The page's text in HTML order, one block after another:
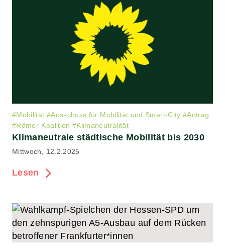
#Mobilität #Ausschuss für Mobilität und Smart-City #Antrag
#Römer-Koalition #Klimaneutralität
Klimaneutrale städtische Mobilität bis 2030
Mittwoch, 12.2.2025
Lesen